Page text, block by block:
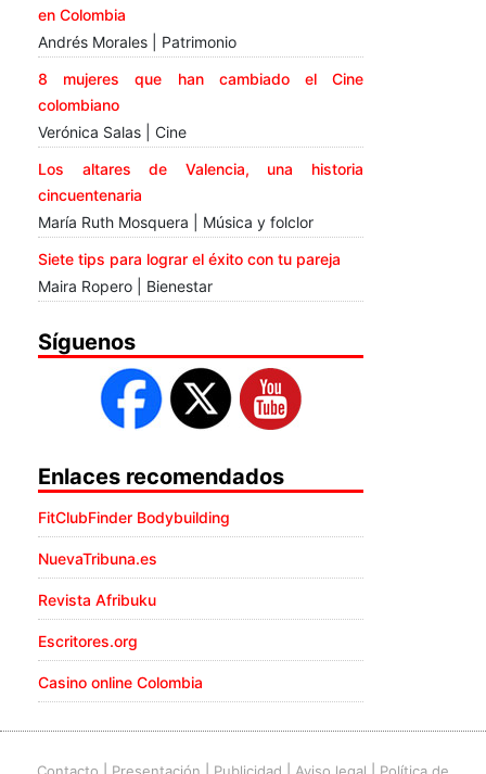
en Colombia
Andrés Morales | Patrimonio
8 mujeres que han cambiado el Cine
colombiano
Verónica Salas | Cine
Los altares de Valencia, una historia
cincuentenaria
María Ruth Mosquera | Música y folclor
Siete tips para lograr el éxito con tu pareja
Maira Ropero | Bienestar
Síguenos
Enlaces recomendados
FitClubFinder Bodybuilding
NuevaTribuna.es
Revista Afribuku
Escritores.org
Casino online Colombia
Contacto Presentación Publicidad Aviso legal Política de